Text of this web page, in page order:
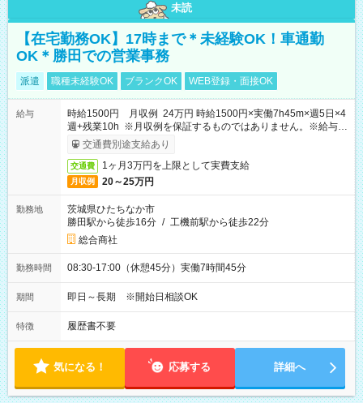
未読
【在宅勤務OK】17時まで＊未経験OK！車通勤
OK＊勝田での営業事務
派遣 職種未経験OK ブランクOK WEB登録・面接OK
給与
時給1500円 月収例 24万円 時給1500円×実働7h45m×週5日×4
週+残業10h ※月収例を保証するものではありません。※給与即
受取りサービス利用可（利用条件有）
交通費別途支給あり
交通費 1ヶ月3万円を上限として実費支給
月収例 20～25万円
勤務地
茨城県ひたちなか市
勝田駅から徒歩16分 / 工機前駅から徒歩22分
総合商社
勤務時間 08:30-17:00（休憩45分）実働7時間45分
期間 即日～長期 ※開始日相談OK
特徴 履歴書不要
気になる！ 応募する 詳細へ